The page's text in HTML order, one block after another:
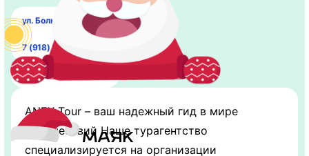
​ул. Большая Садовая, 186
7 (918) 555-60-30
wa.me/79185556030
ANEX Tour – ваш надежный гид в мире
путешествий Наше турагентство
специализируется на организации